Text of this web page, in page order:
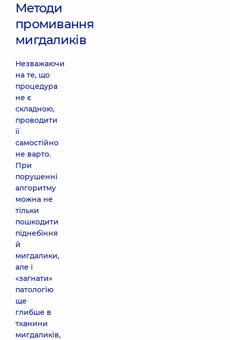
Методи
промивання
мигдаликів
Незважаючи
на те, що
процедура
не є
складною,
проводити
її
самостійно
не варто.
При
порушенні
алгоритму
можна не
тільки
пошкодити
піднебіння
й
мигдалики,
але і
«загнати»
патологію
ще
глибше в
тканини
мигдаликів,